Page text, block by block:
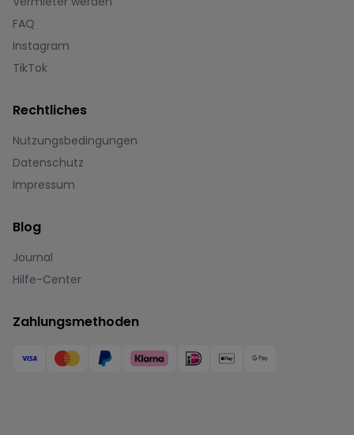
FAQ
Instagram
TikTok
Rechtliches
Nutzungsbedingungen
Datenschutz
Impressum
Blog
Journal
Hilfe-Center
Zahlungsmethoden